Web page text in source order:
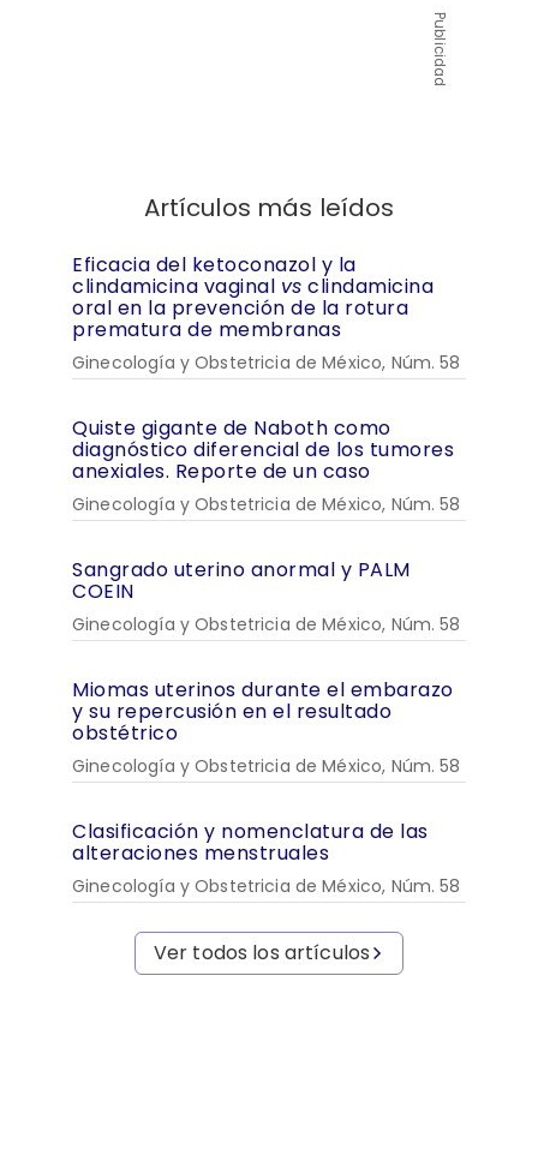
Publicidad
Artículos más leídos
Eficacia del ketoconazol y la
clindamicina vaginal vs clindamicina
oral en la prevención de la rotura
prematura de membranas
Ginecología y Obstetricia de México, Núm. 58
Quiste gigante de Naboth como
diagnóstico diferencial de los tumores
anexiales. Reporte de un caso
Ginecología y Obstetricia de México, Núm. 58
Sangrado uterino anormal y PALM
COEIN
Ginecología y Obstetricia de México, Núm. 58
Miomas uterinos durante el embarazo
y su repercusión en el resultado
obstétrico
Ginecología y Obstetricia de México, Núm. 58
Clasificación y nomenclatura de las
alteraciones menstruales
Ginecología y Obstetricia de México, Núm. 58
Ver todos los artículos